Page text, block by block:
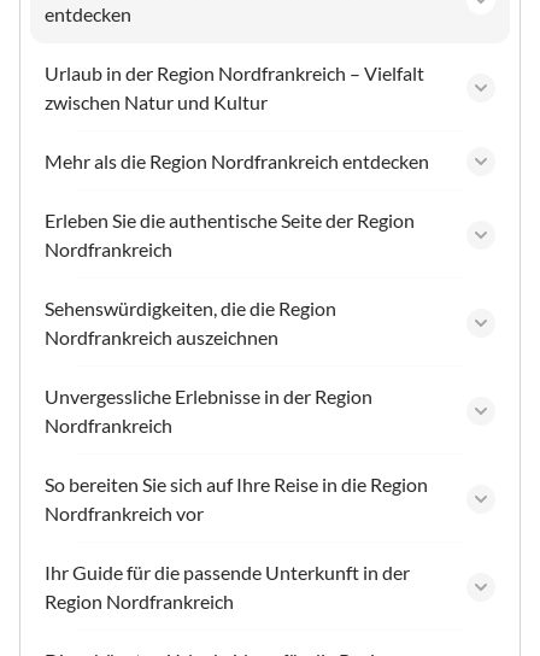
entdecken
Urlaub in der Region Nordfrankreich – Vielfalt
zwischen Natur und Kultur
Mehr als die Region Nordfrankreich entdecken
Erleben Sie die authentische Seite der Region
Nordfrankreich
Sehenswürdigkeiten, die die Region
Nordfrankreich auszeichnen
Unvergessliche Erlebnisse in der Region
Nordfrankreich
So bereiten Sie sich auf Ihre Reise in die Region
Nordfrankreich vor
Ihr Guide für die passende Unterkunft in der
Region Nordfrankreich